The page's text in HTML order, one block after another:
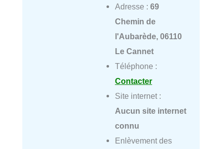
Adresse : 69
Chemin de
l'Aubarède, 06110
Le Cannet
Téléphone :
Contacter
Site internet :
Aucun site internet
connu
Enlèvement des